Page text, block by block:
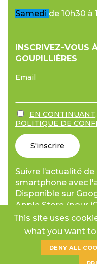
Samedi de 10h30 à
INSCRIVEZ-VOUS
GOUPILLIÈRES
Email
EN
POLITIQUE DE
Suivre l’actualité
smartphone avec
Disponible sur
Apple Store (pour
© 2026 Copyright
This site uses
what you want
DENY ALL